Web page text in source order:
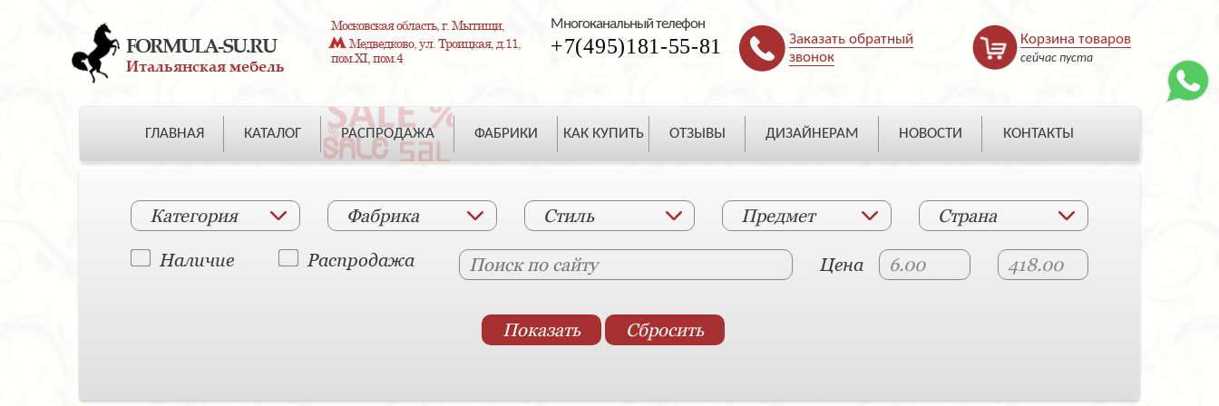
FORMULA-SU.RU
Итальянская мебель
Московская область, г. Мытищи,
Медведково, ул. Троицкая, д.11,
пом.XI, пом.4
Многоканальный телефон
+7(495)181-55-81
Заказать обратный
звонок
Корзина товаров
сейчас пуста
ГЛАВНАЯ КАТАЛОГ РАСПРОДАЖА ФАБРИКИ КАК КУПИТЬ ОТЗЫВЫ ДИЗАЙНЕРАМ НОВОСТИ КОНТАКТЫ
Категория Фабрика Стиль Предмет Страна
Наличие Распродажа Цена